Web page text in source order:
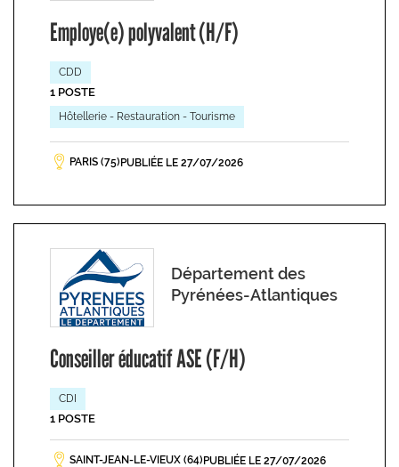
Employe(e) polyvalent (H/F)
CDD
1 POSTE
Hôtellerie - Restauration - Tourisme
PARIS (75) PUBLIÉE LE 27/07/2026
Département des
Pyrénées-Atlantiques
Conseiller éducatif ASE (F/H)
CDI
1 POSTE
SAINT-JEAN-LE-VIEUX (64) PUBLIÉE LE 27/07/2026